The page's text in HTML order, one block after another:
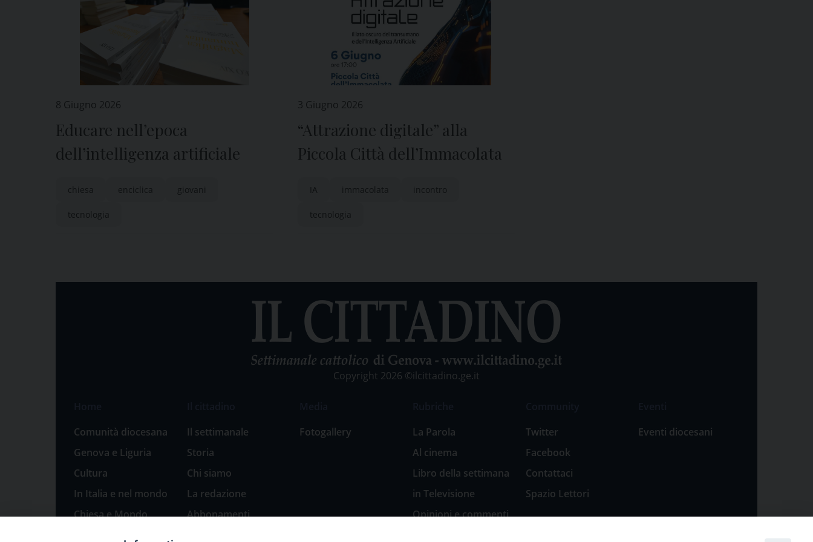
8 Giugno 2026
Educare nell’epoca
dell’intelligenza artificiale
chiesa enciclica giovani
tecnologia
3 Giugno 2026
“Attrazione digitale” alla
Piccola Città dell’Immacolata
IA immacolata incontro
tecnologia
Copyright 2026 ©ilcittadino.ge.it
Comunità diocesana
Genova e Liguria
Cultura
In Italia e nel mondo
Chiesa e Mondo
Il settimanale
Storia
Chi siamo
La redazione
Abbonamenti
Fotogallery
La Parola
Al cinema
Libro della settimana
in Televisione
Opinioni e commenti
Twitter
Facebook
Contattaci
Spazio Lettori
Eventi diocesani